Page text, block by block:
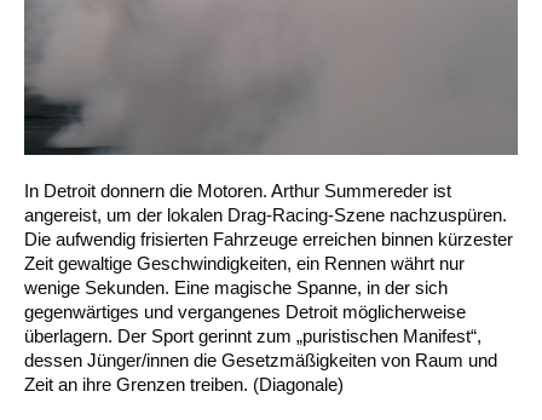
In Detroit donnern die Motoren. Arthur Summereder ist
angereist, um der lokalen Drag-Racing-Szene nachzuspüren.
Die aufwendig frisierten Fahrzeuge erreichen binnen kürzester
Zeit gewaltige Geschwindigkeiten, ein Rennen währt nur
wenige Sekunden. Eine magische Spanne, in der sich
gegenwärtiges und vergangenes Detroit möglicherweise
überlagern. Der Sport gerinnt zum „puristischen Manifest“,
dessen Jünger/innen die Gesetzmäßigkeiten von Raum und
Zeit an ihre Grenzen treiben. (Diagonale)